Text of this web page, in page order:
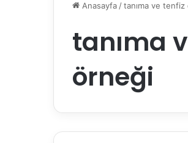
Anasayfa /tanıma ve tenfiz
tanıma
örneği